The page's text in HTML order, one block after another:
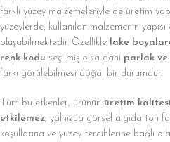
farklı yüzey malzemeleriyle de üretim
yüzeylerde, kullanılan malzemenin
oluşabilmektedir. Özellikle lake
renk kodu seçilmiş olsa dahi parlak ve
farkı görülebilmesi doğal bir durumdur.
Tüm bu etkenler, ürünün üretim
etkilemez; yalnızca görsel algıda ton
koşullarına ve yüzey tercihlerine bağlı